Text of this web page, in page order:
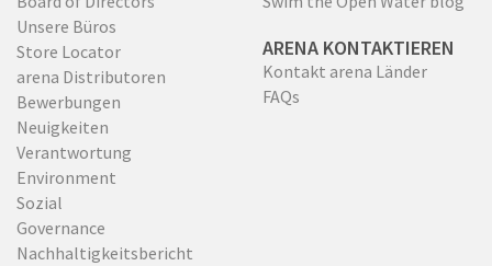
Unsere Büros
Store Locator
arena Distributoren
Bewerbungen
Neuigkeiten
Verantwortung
Environment
Sozial
Governance
Nachhaltigkeitsbericht
ARENA KONTAKTIEREN
Kontakt arena Länder
FAQs